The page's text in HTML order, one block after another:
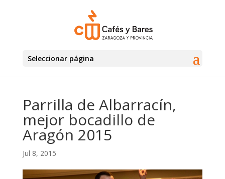
Seleccionar página
Parrilla de Albarracín,
mejor bocadillo de
Aragón 2015
Jul 8, 2015